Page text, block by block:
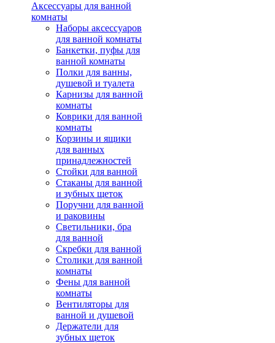
Аксессуары для ванной
комнаты
Наборы аксессуаров
для ванной комнаты
Банкетки, пуфы для
ванной комнаты
Полки для ванны,
душевой и туалета
Карнизы для ванной
комнаты
Коврики для ванной
комнаты
Корзины и ящики
для ванных
принадлежностей
Стойки для ванной
Стаканы для ванной
и зубных щеток
Поручни для ванной
и раковины
Светильники, бра
для ванной
Скребки для ванной
Столики для ванной
комнаты
Фены для ванной
комнаты
Вентиляторы для
ванной и душевой
Держатели для
зубных щеток